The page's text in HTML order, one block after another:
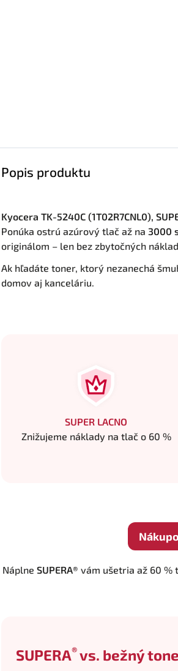
Popis produktu
Kyocera TK-5240C (1T02R7CNL0),
Ponúka ostrú azúrový tlač až na 3000
originálom – len bez zbytočných
Ak hľadáte toner, ktorý nezanechá
domov aj kanceláriu.
SUPER LACNO
Znižujeme náklady na tlač o 60 %
Náplne SUPERA® vám ušetria až 60 %
SUPERA®vs. bežný